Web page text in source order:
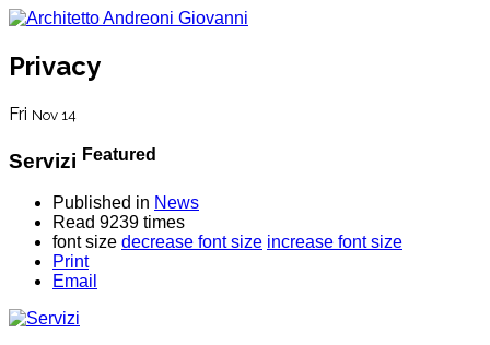
Privacy
Fri Nov 14
Servizi Featured
Published in News
Read 9239 times
font size decrease font size increase font size
Print
Email